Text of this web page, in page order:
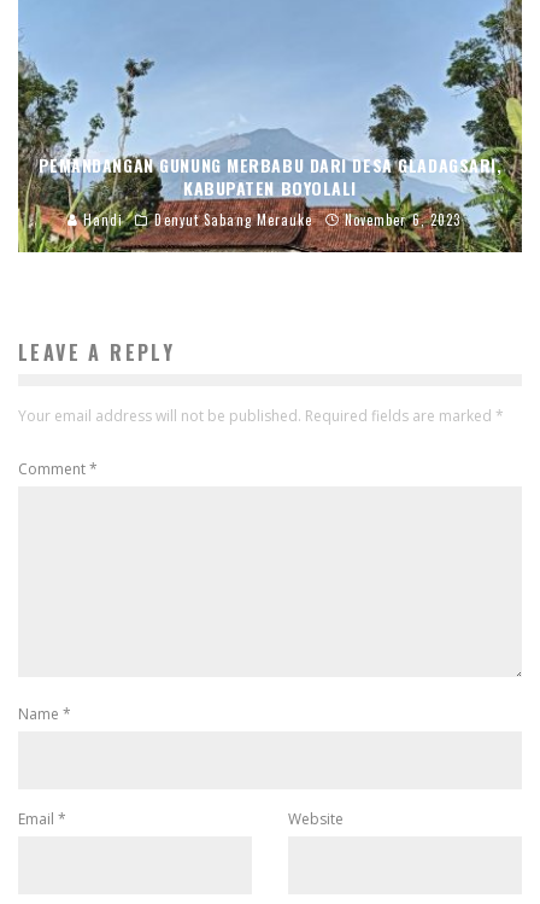
PEMANDANGAN GUNUNG MERBABU DARI DESA GLADAGSARI,
KABUPATEN BOYOLALI
Handi Denyut Sabang Merauke November 6, 2023
LEAVE A REPLY
Your email address will not be published. Required fields are marked *
Comment*
Name *
Email * Website